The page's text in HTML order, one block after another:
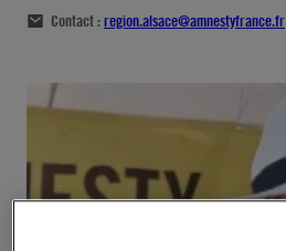
Contact :region.alsace@amnestyfrance.fr